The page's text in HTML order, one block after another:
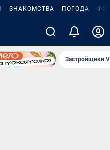
ЗНАКОМСТВА ПОГОДА
Застройщики